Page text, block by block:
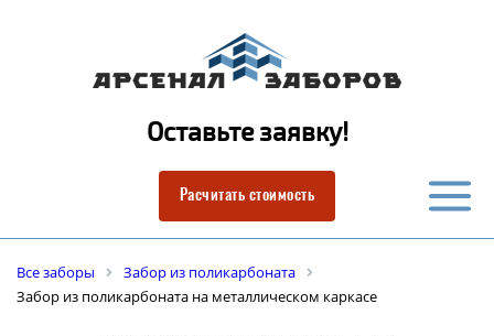
Оставьте заявку!
Расчитать стоимость
Все заборы
Забор из поликарбоната
Забор из поликарбоната на металлическом каркасе